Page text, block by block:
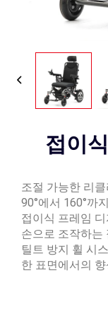
접이
조절 가능한 리
90°에서 160°까
접이식 프레임
손으로 조작하는
틸트 방지 휠 시
한 표면에서의